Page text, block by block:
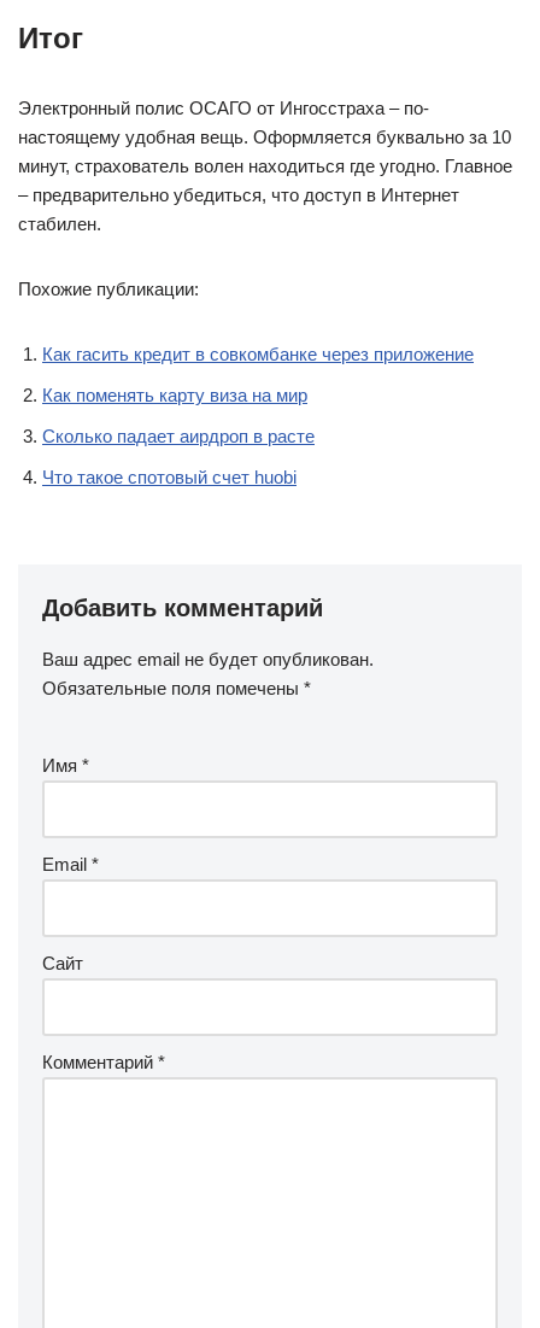
Итог
Электронный полис ОСАГО от Ингосстраха – по-
настоящему удобная вещь. Оформляется буквально за 10
минут, страхователь волен находиться где угодно. Главное
– предварительно убедиться, что доступ в Интернет
стабилен.
Похожие публикации:
Как гасить кредит в совкомбанке через приложение
Как поменять карту виза на мир
Сколько падает аирдроп в расте
Что такое спотовый счет huobi
Добавить комментарий
Ваш адрес email не будет опубликован.
Обязательные поля помечены *
Имя *
Email *
Сайт
Комментарий *